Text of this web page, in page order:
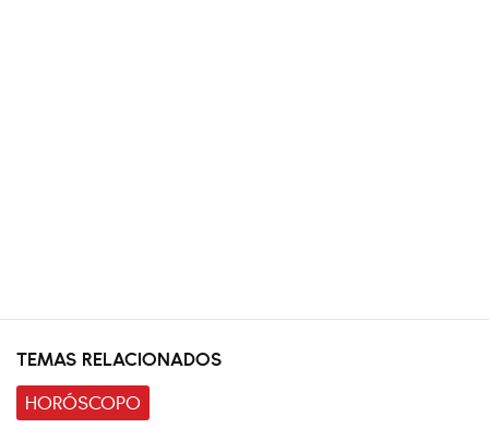
TEMAS RELACIONADOS
HORÓSCOPO